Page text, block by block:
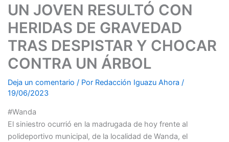
UN JOVEN RESULTÓ CON
HERIDAS DE GRAVEDAD
TRAS DESPISTAR Y CHOCAR
CONTRA UN ÁRBOL
Deja un comentario / Por Redacción Iguazu Ahora /
19/06/2023
#Wanda
El siniestro ocurrió en la madrugada de hoy frente al
polideportivo municipal, de la localidad de Wanda, el